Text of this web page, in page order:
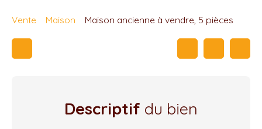
Vente Maison Maison ancienne à vendre, 5 pièces
Descriptif du bien